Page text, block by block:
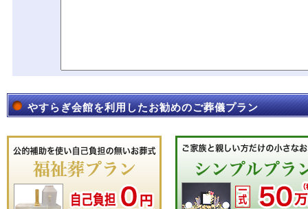
やすらぎ会館を利用したお勧めのご葬儀プラン